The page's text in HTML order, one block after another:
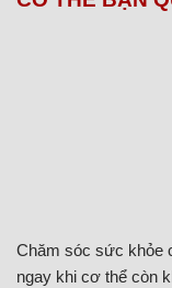
Chăm sóc sức khỏe
ngay khi cơ thể còn